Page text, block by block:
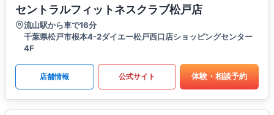
セントラルフィットネスクラブ松戸店
流山駅から車で16分
千葉県松戸市根本4-2ダイエー松戸西口店ショッピングセンター
4F
店舗情報 公式サイト 体験・相談予約